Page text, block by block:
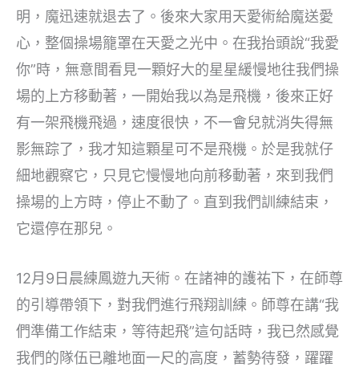
明，魔迅速就退去了。後來大家用天愛術給魔送愛
心，整個操場籠罩在天愛之光中。在我抬頭說“我愛
你”時，無意間看見一顆好大的星星緩慢地往我們操
場的上方移動著，一開始我以為是飛機，後來正好
有一架飛機飛過，速度很快，不一會兒就消失得無
影無踪了，我才知這顆星可不是飛機。於是我就仔
細地觀察它，只見它慢慢地向前移動著，來到我們
操場的上方時，停止不動了。直到我們訓練結束，
它還停在那兒。
12月9日晨練鳳遊九天術。在諸神的護祐下，在師尊
的引導帶領下，對我們進行飛翔訓練。師尊在講“我
們準備工作結束，等待起飛”這句話時，我已然感覺
我們的隊伍已離地面一尺的高度，蓄勢待發，躍躍